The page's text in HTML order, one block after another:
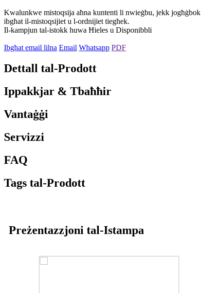
Kwalunkwe mistoqsija aħna kuntenti li nwieġbu, jekk jogħġbok
ibgħat il-mistoqsijiet u l-ordnijiet tiegħek.
Il-kampjun tal-istokk huwa Ħieles u Disponibbli
Ibgħat email lilna Email Whatsapp PDF
Dettall tal-Prodott
Ippakkjar & Tbaħħir
Vantaġġi
Servizzi
FAQ
Tags tal-Prodott
Preżentazzjoni tal-Istampa